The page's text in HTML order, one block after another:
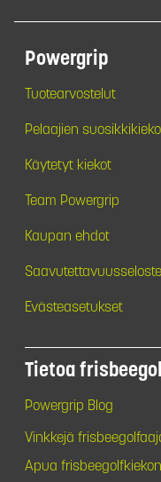
Powergrip
Tuotearvostelut
Pelaajien
Käytetyt kiekot
Team Powergrip
Kaupan ehdot
Saavutettavuusseloste
Evästeasetukset
Tietoa
Powergrip Blog
Vinkkejä
Apua